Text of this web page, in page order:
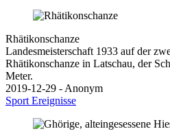
Rhätikonschanze
Landesmeisterschaft 1933 auf der
Rhätikonschanze in Latschau, der
Meter.
2019-12-29 - Anonym
Sport Ereignisse